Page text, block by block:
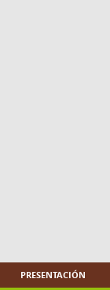
PRESENTACIÓN